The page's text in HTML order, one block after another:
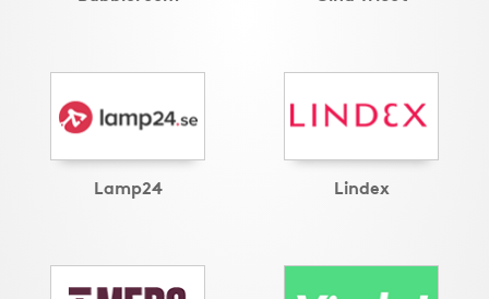
Lamp24 Lindex